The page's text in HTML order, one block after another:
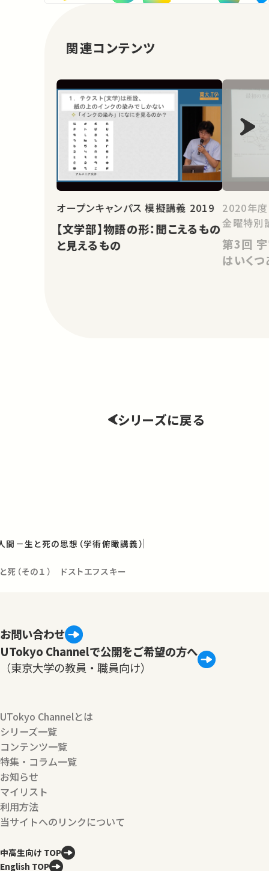
関連コンテンツ
オープンキャンパス 模擬講義 2019
【文学部】物語の形：聞こえるもの
と見えるもの
2020年度
金曜特別
第3回 宇宙における生命：命の星
はいく
シリーズに戻る
間－生と死の思想（学術俯瞰講義）
（その１） ドストエフスキー
お問い合わせ
UTokyo Channelで公開をご希望の方へ
（東京大学の教員・職員向け）
UTokyo Channelとは
シリーズ一覧
コンテンツ一覧
特集・コラム一覧
お知らせ
マイリスト
利用方法
当サイトへのリンクについて
中高生向け TOP
English TOP